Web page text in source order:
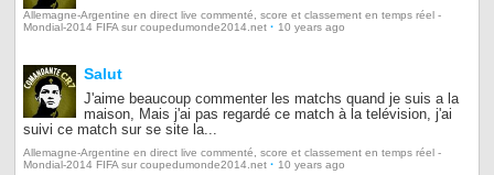
Allemagne-Argentine en direct live commenté, score et classement en temps réel -
Mondial-2014 FIFA sur coupedumonde2014.net · 10 years ago
Salut
J'aime beaucoup commenter les matchs quand je suis a la
maison, Mais j'ai pas regardé ce match à la telévision, j'ai
suivi ce match sur se site la...
Allemagne-Argentine en direct live commenté, score et classement en temps réel -
Mondial-2014 FIFA sur coupedumonde2014.net · 10 years ago